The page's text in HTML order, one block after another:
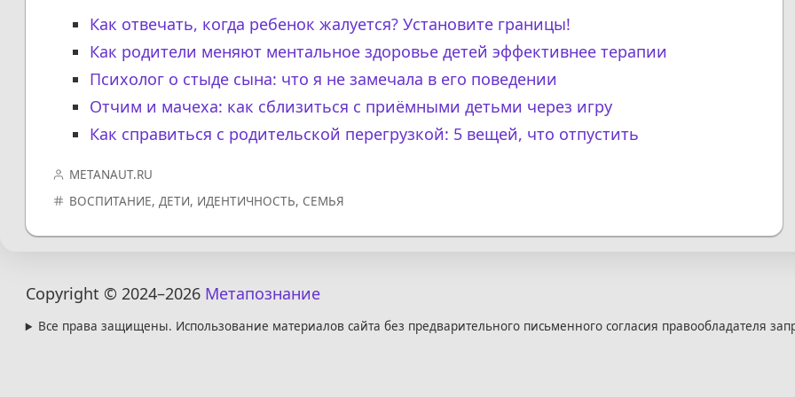
Как отвечать, когда ребенок жалуется? Установите границы!
Как родители меняют ментальное здоровье детей эффективнее терапии
Психолог о стыде сына: что я не замечала в его поведении
Отчим и мачеха: как сблизиться с приёмными детьми через игру
Как справиться с родительской перегрузкой: 5 вещей, что отпустить
METANAUT.RU
ВОСПИТАНИЕ,ДЕТИ, ИДЕНТИЧНОСТЬ, СЕМЬЯ
Copyright © 2024–2026 Метапознание
Все права защищены. Использование материалов сайта без предварительного письменного согласия правообладателя